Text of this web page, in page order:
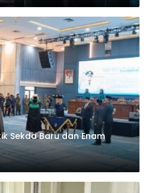
Sekda Baru dan Enam